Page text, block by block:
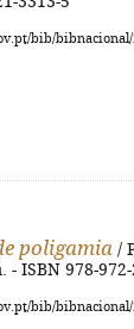
bib/bibnacional/
poligamia /
ISBN 978-972-
bib/bibnacional/